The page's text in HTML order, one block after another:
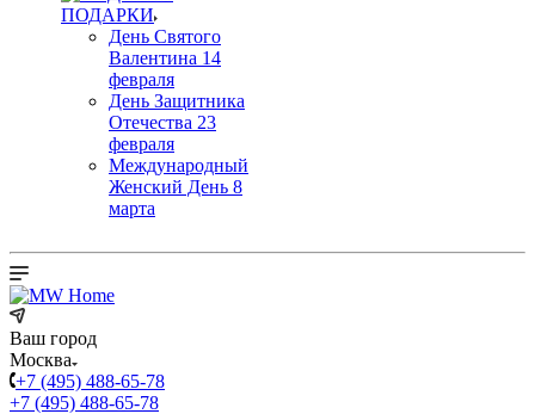
ПОДАРКИ
День Святого
Валентина 14
февраля
День Защитника
Отечества 23
февраля
Международный
Женский День 8
марта
Ваш город
Москва
+7 (495) 488-65-78
+7 (495) 488-65-78